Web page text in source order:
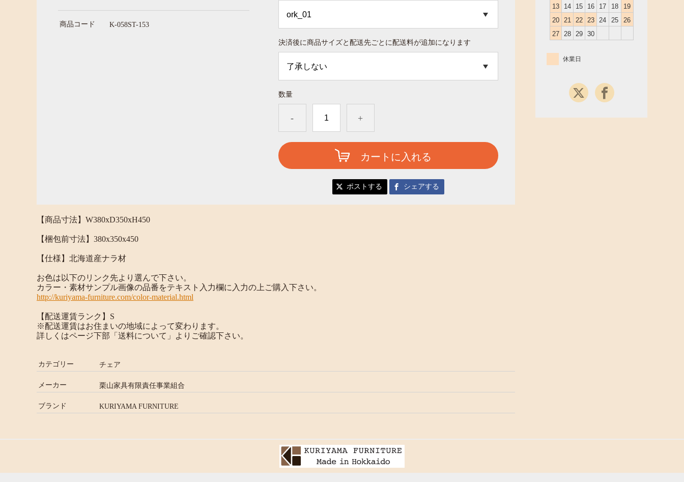
商品コード K-058ST-153
決済後に商品サイズと配送先ごとに配送料が追加になります
数量
- +
カートに入れる
ポストする シェアする
【商品寸法】W380xD350xH450
【梱包前寸法】380x350x450
【仕様】北海道産ナラ材
お色は以下のリンク先より選んで下さい。
カラー・素材サンプル画像の品番をテキスト入力欄に入力の上ご購入下さい。
http://kuriyama-furniture.com/color-material.html
【配送運賃ランク】S
※配送運賃はお住まいの地域によって変わります。
詳しくはページ下部「送料について」よりご確認下さい。
カテゴリー チェア
メーカー 栗山家具有限責任事業組合
ブランド KURIYAMA FURNITURE
13
14 15 16 17 18
19
20
21 22 23 24 25
26
27
28 29 30
休業日